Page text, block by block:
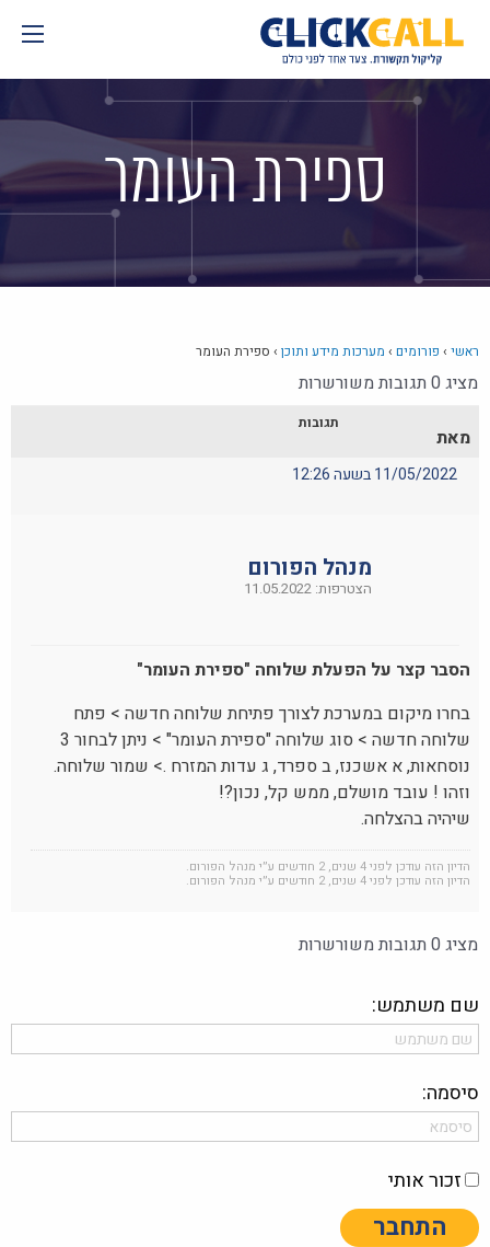
content
ספירת העומר
ראשי › פורומים › מערכות מידע ותוכן › ספירת העומר
מציג 0 תגובות משורשרות
מאת
תגובות
11/05/2022 בשעה 12:26
מנהל הפורום
הצטרפות: 11.05.2022
הסבר קצר על הפעלת שלוחה "ספירת העומר"
בחרו מיקום במערכת לצורך פתיחת שלוחה חדשה > פתח
שלוחה חדשה > סוג שלוחה "ספירת העומר" > ניתן לבחור 3
נוסחאות, א אשכנז, ב ספרד, ג עדות המזרח .> שמור שלוחה.
וזהו ! עובד מושלם, ממש קל, נכון?!
שיהיה בהצלחה.
הדיון הזה עודכן לפני 4 שנים, 2 חודשים ע״י מנהל הפורום.
הדיון הזה עודכן לפני 4 שנים, 2 חודשים ע״י מנהל הפורום.
מציג 0 תגובות משורשרות
שם משתמש:
סיסמה:
זכור אותי
התחבר